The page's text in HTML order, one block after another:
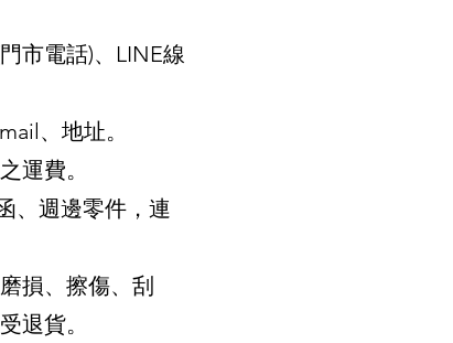
市電話)、LINE線
、地址。
運費。
、週邊零件，連
損、擦傷、刮
退貨。